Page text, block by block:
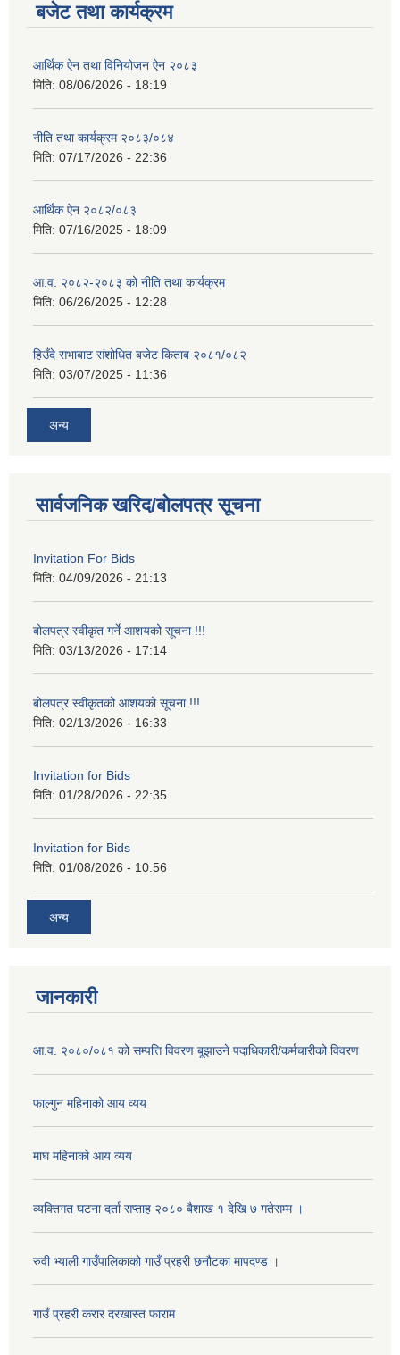
बजेट तथा कार्यक्रम
आर्थिक ऐन तथा विनियोजन ऐन २०८३
मिति: 08/06/2026 - 18:19
नीति तथा कार्यक्रम २०८३/०८४
मिति: 07/17/2026 - 22:36
आर्थिक ऐन २०८२/०८३
मिति: 07/16/2025 - 18:09
आ.व. २०८२-२०८३ को नीति तथा कार्यक्रम
मिति: 06/26/2025 - 12:28
हिउँदे सभाबाट संशोधित बजेट किताब २०८१/०८२
मिति: 03/07/2025 - 11:36
अन्य
सार्वजनिक खरिद/बोलपत्र सूचना
Invitation For Bids
मिति: 04/09/2026 - 21:13
बोलपत्र स्वीकृत गर्ने आशयको सूचना !!!
मिति: 03/13/2026 - 17:14
बोलपत्र स्वीकृतको आशयको सूचना !!!
मिति: 02/13/2026 - 16:33
Invitation for Bids
मिति: 01/28/2026 - 22:35
Invitation for Bids
मिति: 01/08/2026 - 10:56
अन्य
जानकारी
आ.व. २०८०/०८१ को सम्पत्ति विवरण बूझाउने पदाधिकारी/कर्मचारीको विवरण
फाल्गुन महिनाको आय व्यय
माघ महिनाको आय व्यय
व्यक्तिगत घटना दर्ता सप्ताह २०८० बैशाख १ देखि ७ गतेसम्म ।
रुवी भ्याली गाउँपालिकाको गाउँ प्रहरी छनौटका मापदण्ड ।
गाउँ प्रहरी करार दरखास्त फाराम